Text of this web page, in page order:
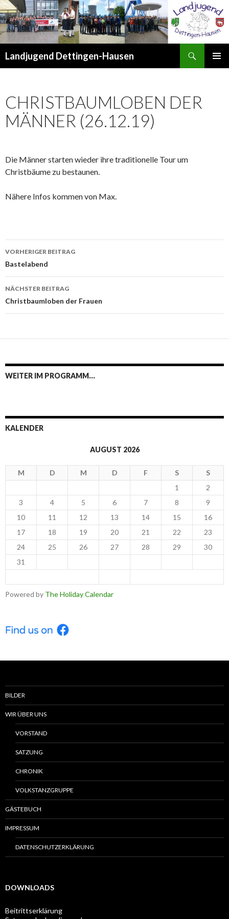
Landjugend Dettingen-Hausen
CHRISTBAUMLOBEN DER
MÄNNER (26.12.19)
Die Männer starten wieder ihre traditionelle Tour um
Christbäume zu bestaunen.
Nähere Infos kommen von Max.
Beitrags-
Navigation
VORHERIGER BEITRAG
Bastelabend
NÄCHSTER BEITRAG
Christbaumloben der Frauen
WEITER IM PROGRAMM…
KALENDER
AUGUST 2026
M D M D F S
S
1
2
3
4 5 6 7 8
9
10
11 12 13 14 15
16
17
18 19 20 21 22
23
24
25 26 27 28 29
30
31
Powered by The Holiday Calendar
BILDER
WIR ÜBER UNS
VORSTAND
SATZUNG
CHRONIK
VOLKSTANZGRUPPE
GÄSTEBUCH
IMPRESSUM
DATENSCHUTZERKLÄRUNG
DOWNLOADS
Beitrittserklärung